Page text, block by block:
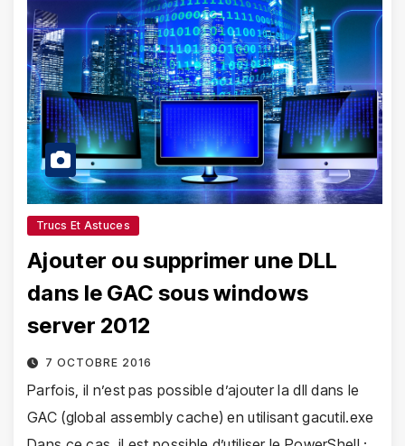
Trucs Et Astuces
Ajouter ou supprimer une DLL
dans le GAC sous windows
server 2012
7 OCTOBRE 2016
Parfois, il n’est pas possible d’ajouter la dll dans le
GAC (global assembly cache) en utilisant gacutil.exe